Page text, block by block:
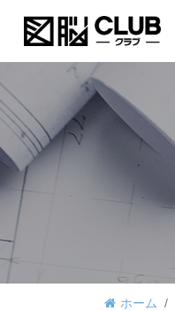
ホーム